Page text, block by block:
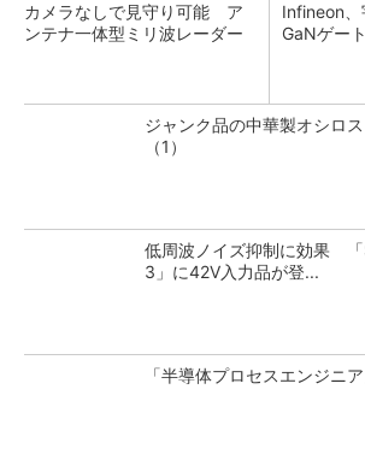
カメラなしで見守り可能 ア
ンテナ一体型ミリ波レーダー
Infineon、
GaNゲー
ジャンク品の中華製オシロ
（1）
低周波ノイズ抑制に効果
3」に42V入力品が登...
「半導体プロセスエンジニ